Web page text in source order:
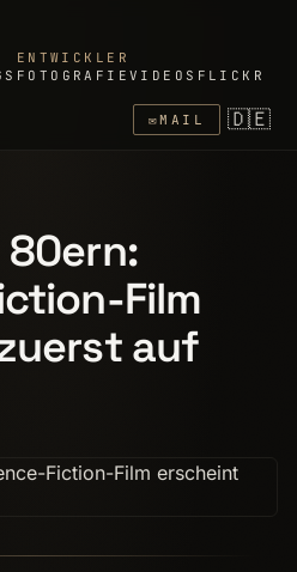
ENTWICKLER
FOTOGRAFIEVIDEOS FLICKR
✉MAIL 🇩🇪
80ern:
Film
auf